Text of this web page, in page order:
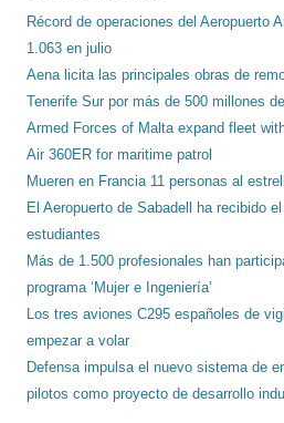
Récord de operaciones del Aeropuerto
1.063 en julio
Aena licita las principales obras de
Tenerife Sur por más de 500 millones
Armed Forces of Malta expand fleet
Air 360ER for maritime patrol
Mueren en Francia 11 personas al
El Aeropuerto de Sabadell ha recibido
estudiantes
Más de 1.500 profesionales han
programa ‘Mujer e Ingeniería’
Los tres aviones C295 españoles de
empezar a volar
Defensa impulsa el nuevo sistema de
pilotos como proyecto de desarrollo